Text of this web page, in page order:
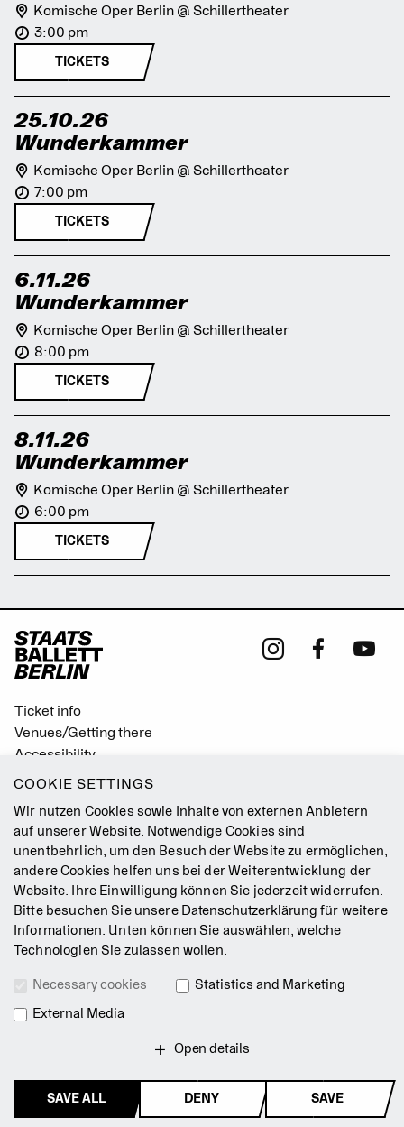
Komische Oper Berlin @ Schillertheater
3:00 pm
TICKETS
25.10.26
Wunderkammer
Komische Oper Berlin @ Schillertheater
7:00 pm
TICKETS
6.11.26
Wunderkammer
Komische Oper Berlin @ Schillertheater
8:00 pm
TICKETS
8.11.26
Wunderkammer
Komische Oper Berlin @ Schillertheater
6:00 pm
TICKETS
Ticket info
Venues/Getting there
Accessibility
Easy Read (German only)
Mission Statement
Press
Jobs
Contact
Newsletter
Terms & Conditions
Data Privacy Policy
© 2026 Staatsballett Berlin
COOKIE SETTINGS
Wir nutzen Cookies sowie Inhalte von externen Anbietern
auf unserer Website. Notwendige Cookies sind
unentbehrlich, um den Besuch der Website zu ermöglichen,
andere Cookies helfen uns bei der Weiterentwicklung der
Website. Ihre Einwilligung können Sie jederzeit widerrufen.
Bitte besuchen Sie unsere Datenschutzerklärung für weitere
Informationen. Unten können Sie auswählen, welche
Technologien Sie zulassen wollen.
Necessary cookies
Statistics and Marketing
External Media
Open details
SAVE ALL DENY SAVE